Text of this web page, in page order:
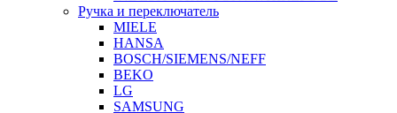
Ручка и переключатель
MIELE
HANSA
BOSCH/SIEMENS/NEFF
BEKO
LG
SAMSUNG